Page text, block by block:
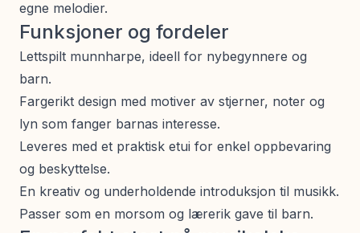
egne melodier.
Funksjoner og fordeler
Lettspilt munnharpe, ideell for nybegynnere og
barn.
Fargerikt design med motiver av stjerner, noter og
lyn som fanger barnas interesse.
Leveres med et praktisk etui for enkel oppbevaring
og beskyttelse.
En kreativ og underholdende introduksjon til musikk.
Passer som en morsom og lærerik gave til barn.